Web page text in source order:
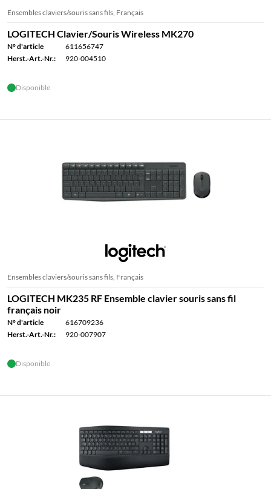
Ensembles claviers/souris sans fils, Français
LOGITECH Clavier/Souris Wireless MK270
N° d'article
611656747
Herst.-Art.-Nr.:
920-004510
Disponible
Ensembles claviers/souris sans fils, Français
LOGITECH MK235 RF Ensemble clavier souris sans fil
français noir
N° d'article
616709236
Herst.-Art.-Nr.:
920-007907
Disponible